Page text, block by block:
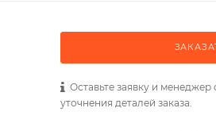
Оставьте заявку и менеджер
уточнения деталей заказа.